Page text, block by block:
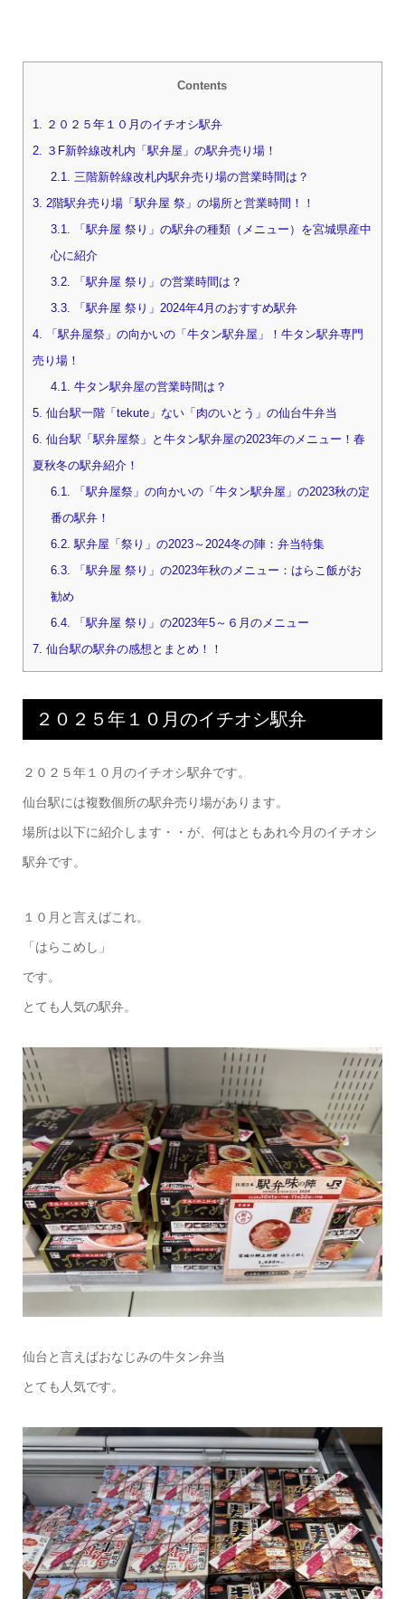
Contents
1. ２０２５年１０月のイチオシ駅弁
2. ３F新幹線改札内「駅弁屋」の駅弁売り場！
2.1. 三階新幹線改札内駅弁売り場の営業時間は？
3. 2階駅弁売り場「駅弁屋 祭」の場所と営業時間！！
3.1. 「駅弁屋 祭り」の駅弁の種類（メニュー）を宮城県産中
心に紹介
3.2. 「駅弁屋 祭り」の営業時間は？
3.3. 「駅弁屋 祭り」2024年4月のおすすめ駅弁
4. 「駅弁屋祭」の向かいの「牛タン駅弁屋」！牛タン駅弁専門
売り場！
4.1. 牛タン駅弁屋の営業時間は？
5. 仙台駅一階「tekute」ない「肉のいとう」の仙台牛弁当
6. 仙台駅「駅弁屋祭」と牛タン駅弁屋の2023年のメニュー！春
夏秋冬の駅弁紹介！
6.1. 「駅弁屋祭」の向かいの「牛タン駅弁屋」の2023秋の定
番の駅弁！
6.2. 駅弁屋「祭り」の2023～2024冬の陣：弁当特集
6.3. 「駅弁屋 祭り」の2023年秋のメニュー：はらこ飯がお
勧め
6.4. 「駅弁屋 祭り」の2023年5～６月のメニュー
7. 仙台駅の駅弁の感想とまとめ！！
２０２５年１０月のイチオシ駅弁
２０２５年１０月のイチオシ駅弁です。
仙台駅には複数個所の駅弁売り場があります。
場所は以下に紹介します・・が、何はともあれ今月のイチオシ
駅弁です。
１０月と言えばこれ。
「はらこめし」
です。
とても人気の駅弁。
仙台と言えばおなじみの牛タン弁当
とても人気です。